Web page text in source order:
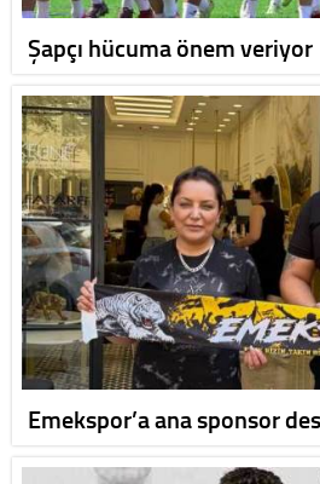
Şapçı hücuma önem veriyor
Emekspor’a ana sponsor